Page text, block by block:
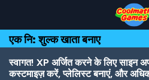
Top
of
Page
Navigation
Main
Content
Footer
main
content
एक नि: शुल्क खाता बनाए
स्वागत! XP अर्जित करने के लिए साइन
कस्टमाइज़ करें, प्लेलिस्ट बनाएं, और